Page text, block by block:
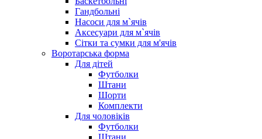
Гандбольні
Насоси для м`ячів
Аксесуари для м`ячів
Сітки та сумки для м'ячів
Воротарська форма
Для дітей
Футболки
Штани
Шорти
Комплекти
Для чоловіків
Футболки
Штани